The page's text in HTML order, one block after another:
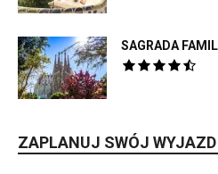
SAGRADA
ZAPLANUJ SWÓJ WYJAZD